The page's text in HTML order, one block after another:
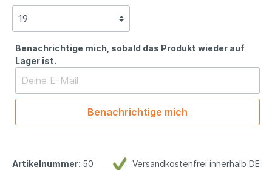
Benachrichtige mich, sobald das Produkt wieder auf
Lager ist.
Benachrichtige mich
Versandkostenfrei innerhalb DE
Artikelnummer: 50